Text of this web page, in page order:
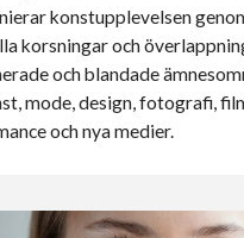
konstupplevelsen
korsningar och
och blandade
mode, design, fotografi,
och nya medier.